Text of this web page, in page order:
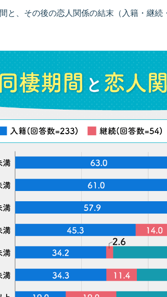
と、その後の恋人関係の結末（入籍・継